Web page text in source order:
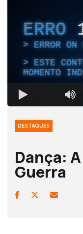
ERRO
ERROR
ESTE
MOMENTO
DESTAQUES
Dança:
Guerra